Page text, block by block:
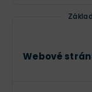
firmy se
vztahů se
Webové